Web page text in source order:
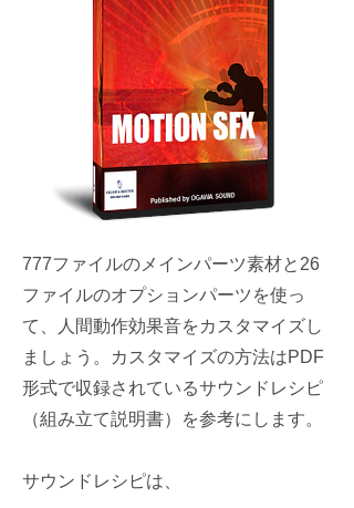
777ファイルのメインパーツ素材と26
ファイルのオプションパーツを使っ
て、人間動作効果音をカスタマイズし
ましょう。カスタマイズの方法はPDF
形式で収録されているサウンドレシピ
（組み立て説明書）を参考にします。
サウンドレシピは、